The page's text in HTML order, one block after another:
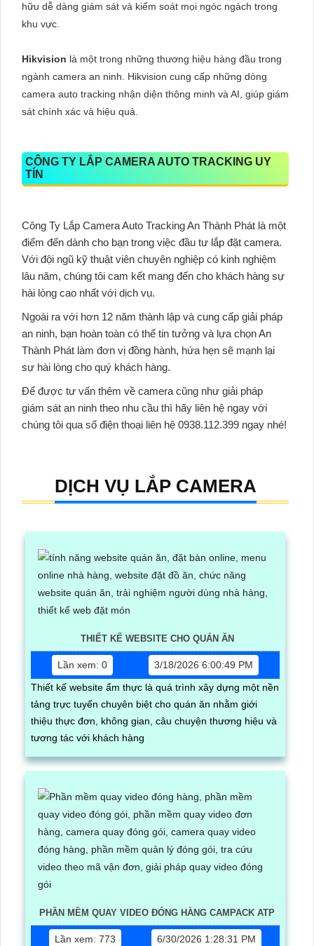
hữu dễ dàng giám sát và kiểm soát mọi ngóc ngách trong
khu vực.
Hikvision là một trong những thương hiệu hàng đầu trong
ngành camera an ninh. Hikvision cung cấp những dòng
camera auto tracking nhận diện thông minh và AI, giúp giám
sát chính xác và hiệu quả.
CÔNG TY LẮP CAMERA AUTO TRACKING UY
TÍN
Công Ty Lắp Camera Auto Tracking An Thành Phát là một
điểm đến dành cho bạn trong việc đầu tư lắp đặt camera.
Với đội ngũ kỹ thuật viên chuyên nghiệp có kinh nghiệm
lâu năm, chúng tôi cam kết mang đến cho khách hàng sự
hài lòng cao nhất với dịch vụ.
Ngoài ra với hơn 12 năm thành lập và cung cấp giải pháp
an ninh, bạn hoàn toàn có thể tin tưởng và lựa chọn An
Thành Phát làm đơn vị đồng hành, hứa hẹn sẽ mạnh lại
sự hài lòng cho quý khách hàng.
Để được tư vấn thêm về camera cũng như giải pháp
giám sát an ninh theo nhu cầu thì hãy liên hệ ngay với
chúng tôi qua số điện thoại liên hệ 0938.112.399 ngay nhé!
DỊCH VỤ LẮP CAMERA
THIẾT KẾ WEBSITE CHO QUÁN ĂN
Lần xem: 0
3/18/2026 6:00:49 PM
Thiết kế website ẩm thực là quá trình xây dựng một nền
tảng trực tuyến chuyên biệt cho quán ăn nhằm giới
thiệu thực đơn, không gian, câu chuyện thương hiệu và
tương tác với khách hàng
PHẦN MỀM QUAY VIDEO ĐÓNG HÀNG CAMPACK ATP
Lần xem: 773
6/30/2026 1:28:31 PM